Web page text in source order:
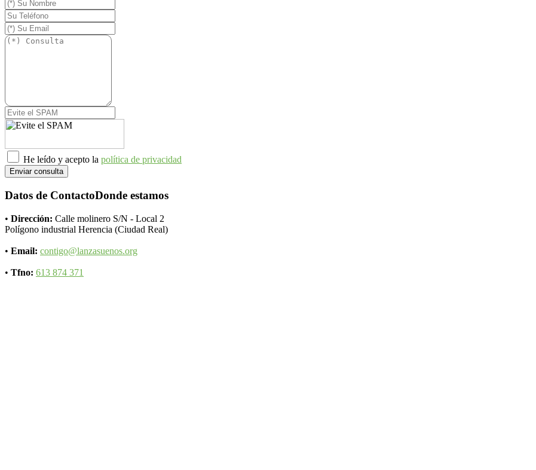
He leído y acepto la política de privacidad
Enviar consulta
Datos de ContactoDonde estamos
• Dirección: Calle molinero S/N - Local 2
Polígono industrial Herencia (Ciudad Real)
• Email: contigo@lanzasuenos.org
• Tfno: 613 874 371